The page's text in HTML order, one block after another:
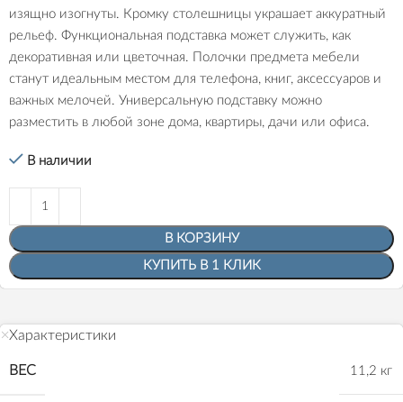
изящно изогнуты. Кромку столешницы украшает аккуратный
рельеф. Функциональная подставка может служить, как
декоративная или цветочная. Полочки предмета мебели
станут идеальным местом для телефона, книг, аксессуаров и
важных мелочей. Универсальную подставку можно
разместить в любой зоне дома, квартиры, дачи или офиса.
В наличии
В КОРЗИНУ
КУПИТЬ В 1 КЛИК
Характеристики
ВЕС 11,2 кг